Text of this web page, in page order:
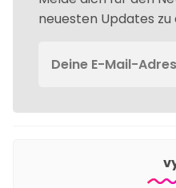
neuesten Updates